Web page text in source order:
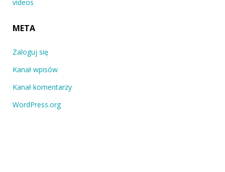
videos
META
Zaloguj się
Kanał wpisów
Kanał komentarzy
WordPress.org